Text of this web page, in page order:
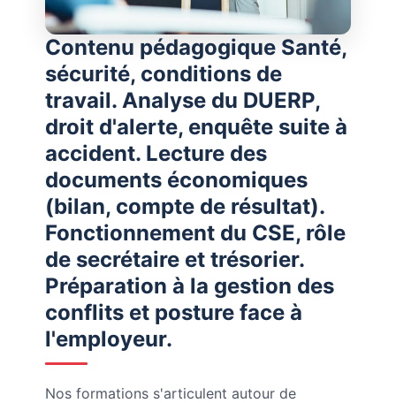
Contenu pédagogique Santé,
sécurité, conditions de
travail. Analyse du DUERP,
droit d'alerte, enquête suite à
accident. Lecture des
documents économiques
(bilan, compte de résultat).
Fonctionnement du CSE, rôle
de secrétaire et trésorier.
Préparation à la gestion des
conflits et posture face à
l'employeur.
Nos formations s'articulent autour de